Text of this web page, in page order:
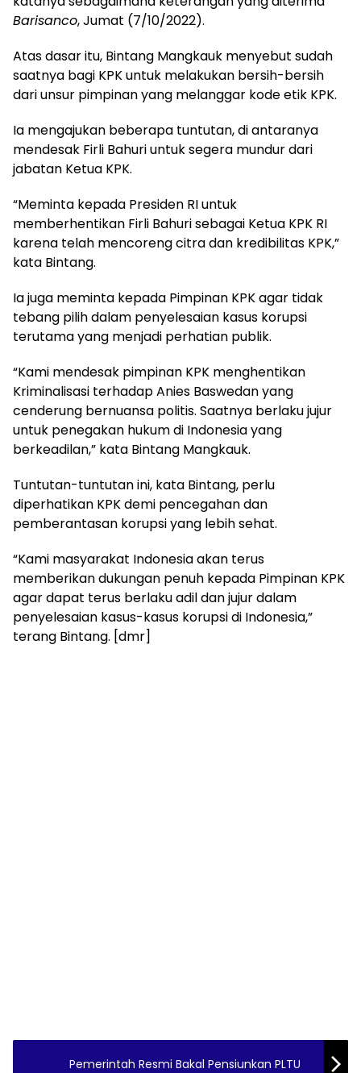
Barisanco, Jumat (7/10/2022).
Atas dasar itu, Bintang Mangkauk menyebut sudah
saatnya bagi KPK untuk melakukan bersih-bersih
dari unsur pimpinan yang melanggar kode etik KPK.
Ia mengajukan beberapa tuntutan, di antaranya
mendesak Firli Bahuri untuk segera mundur dari
jabatan Ketua KPK.
“Meminta kepada Presiden RI untuk
memberhentikan Firli Bahuri sebagai Ketua KPK RI
karena telah mencoreng citra dan kredibilitas KPK,”
kata Bintang.
Ia juga meminta kepada Pimpinan KPK agar tidak
tebang pilih dalam penyelesaian kasus korupsi
terutama yang menjadi perhatian publik.
“Kami mendesak pimpinan KPK menghentikan
Kriminalisasi terhadap Anies Baswedan yang
cenderung bernuansa politis. Saatnya berlaku jujur
untuk penegakan hukum di Indonesia yang
berkeadilan,” kata Bintang Mangkauk.
Tuntutan-tuntutan ini, kata Bintang, perlu
diperhatikan KPK demi pencegahan dan
pemberantasan korupsi yang lebih sehat.
“Kami masyarakat Indonesia akan terus
memberikan dukungan penuh kepada Pimpinan KPK
agar dapat terus berlaku adil dan jujur dalam
penyelesaian kasus-kasus korupsi di Indonesia,”
terang Bintang. [dmr]
Pemerintah Resmi Bakal Pensiunkan PLTU